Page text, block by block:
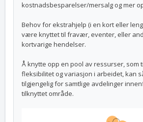
kostnadsbesparelser/mersalg og mer
Behov for ekstrahjelp (i en kort eller
være knyttet til fravær, eventer, eller
kortvarige hendelser.
Å knytte opp en pool av ressurser, som
fleksibilitet og variasjon i arbeidet, kan
tilgjengelig for samtlige avdelinger
tilknyttet område.